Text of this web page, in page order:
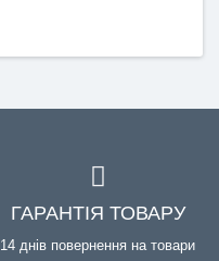
ГАРАНТІЯ ТОВАРУ
14 днів повернення на товари